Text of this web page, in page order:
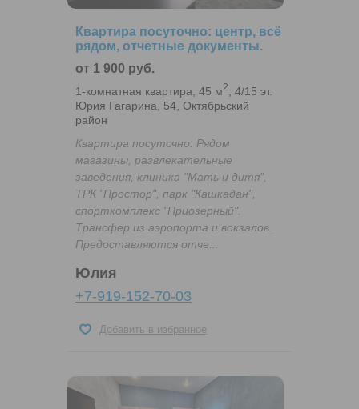
Квартира посуточно: центр, всё
рядом, отчетные документы.
от 1 900 руб.
1-комнатная квартира, 45 м2
, 4/15 эт.
Юрия Гагарина, 54, Октябрьский
район
Квартира посуточно. Рядом
магазины, развлекательные
заведения, клиника "Мать и дитя",
ТРК "Простор", парк "Кашкадан",
спорткомплекс "Приозерный".
Трансфер из аэропорта и вокзалов.
Предоставляются отче...
Юлия
+7-919-152-70-03
Добавить в избранное